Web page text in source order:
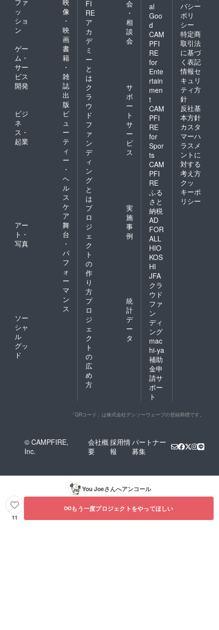
ファ
ッ
ショ
ン
映
像
・
映
画
ゲー
ム・
サー
ビス
開発
書
籍
・
雑
誌
出
版
ビジ
ネ
ス・
起業
ビ
ュ
ー
テ
ィ
ー
・
ヘ
ル
ス
ケ
ア
アー
ト・
写真
舞
台
・
パ
フ
ォ
ー
マ
ン
ス
ソー
シャ
ル
グッ
ド
FI
RE
ア
カ
デ
ミ
ー
と
は
会
・
相
談
会
ク
ラ
ウ
ド
フ
ァ
ン
デ
ィ
ン
グ
と
は
サ
ポ
ー
ト
サ
ー
ビ
ス
プ
ロ
ジ
ェ
ク
ト
の
作
り
方
実
施
事
例
プ
ロ
ジ
ェ
ク
ト
の
広
め
方
統
計
デ
ー
タ
al
Goo
d
CAM
PFI
RE
for
Ente
rtain
men
t
CAM
PFI
RE
for
Spor
ts
CAM
PFI
RE
ふる
さと
納税
AD
FOR
ALL
HIO
KOS
HI
JFA
クラ
ウド
ファ
ン
ディ
ング
mac
hi-ya
補助
金申
請サ
ポー
ト
バシー
ポリ
シー
特定商
取引法
に基づ
く表記
情報セ
キュリ
ティ方
針
反社基
本方針
カスタ
マーハ
ラスメ
ントに
対する
考え方
クッ
キーポ
リシー
「QRコード」は株式会社デンソーウェーブの登録商標です。
© CAMPFIRE,
Inc.
会社概
要
採用情
報
パートナー
募集
You Joeさんへアンコール
11
もう一度プロジェクトをやってほしい